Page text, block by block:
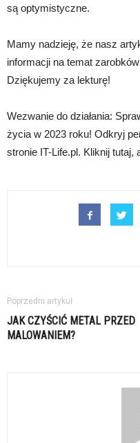
są optymistyczne.
Mamy nadzieję, że nasz
informacji na temat
Dziękujemy za lekturę!
Wezwanie do działania:
życia w 2023 roku! Odkryj
stronie IT-Life.pl. Kliknij tutaj,
Poprzedni artykuł
JAK CZYŚCIĆ METAL PRZED
MALOWANIEM?